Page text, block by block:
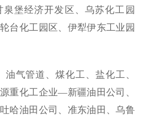
堡经济开发区、乌苏化工园
台化工园区、伊犁伊东工业园
油气管道、煤化工、盐化工、
重化工企业—新疆油田公司、
哈油田公司、准东油田、乌鲁